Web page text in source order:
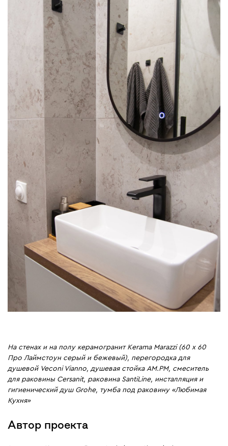
На стенах и на полу керамогранит Kerama Marazzi (60 х 60
Про Лаймстоун серый и бежевый), перегородка для
душевой Veconi Vianno, душевая стойка AM.PM, смеситель
для раковины Cersanit, раковина SantiLine, инсталляция и
гигиенический душ Grohe, тумба под раковину «Любимая
Кухня»
Автор проекта